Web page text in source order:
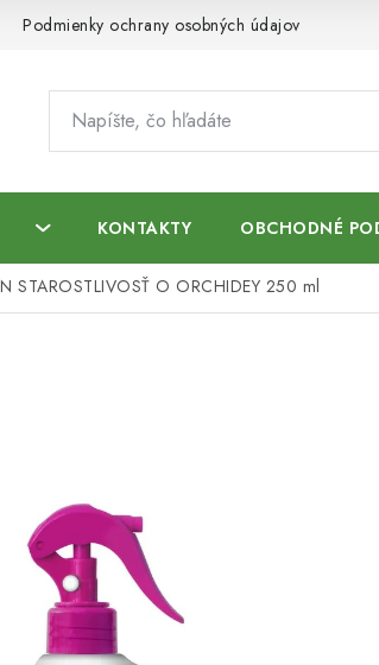
Podmienky ochrany osobných údajov
KONTAKTY OBCHODNÉ
STAROSTLIVOSŤ O ORCHIDEY 250 ml